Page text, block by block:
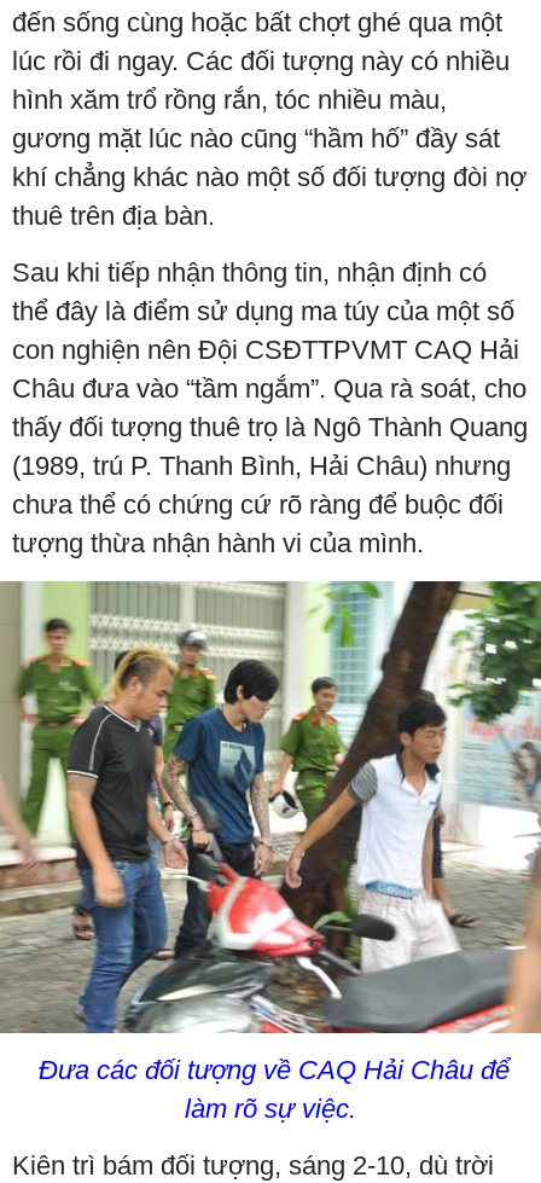
đến sống cùng hoặc bất chợt ghé qua một
lúc rồi đi ngay. Các đối tượng này có nhiều
hình xăm trổ rồng rắn, tóc nhiều màu,
gương mặt lúc nào cũng “hầm hố” đầy sát
khí chẳng khác nào một số đối tượng đòi nợ
thuê trên địa bàn.
Sau khi tiếp nhận thông tin, nhận định có
thể đây là điểm sử dụng ma túy của một số
con nghiện nên Đội CSĐTTPVMT CAQ Hải
Châu đưa vào “tầm ngắm”. Qua rà soát, cho
thấy đối tượng thuê trọ là Ngô Thành Quang
(1989, trú P. Thanh Bình, Hải Châu) nhưng
chưa thể có chứng cứ rõ ràng để buộc đối
tượng thừa nhận hành vi của mình.
Đưa các đối tượng về CAQ Hải Châu để
làm rõ sự việc.
Kiên trì bám đối tượng, sáng 2-10, dù trời